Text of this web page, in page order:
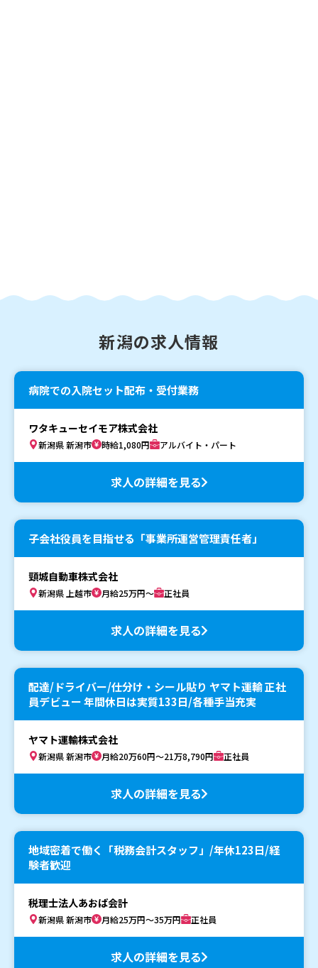
新潟の求人情報
病院での入院セット配布・受付業務
ワタキューセイモア株式会社
新潟県 新潟市 時給1,080円 アルバイト・パート
求人の詳細を見る
子会社役員を目指せる「事業所運営管理責任者」
頸城自動車株式会社
新潟県 上越市 月給25万円～ 正社員
求人の詳細を見る
配達/ドライバー/仕分け・シール貼り ヤマト運輸 正社
員デビュー 年間休日は実質133日/各種手当充実
ヤマト運輸株式会社
新潟県 新潟市 月給20万60円～21万8,790円 正社員
求人の詳細を見る
地域密着で働く「税務会計スタッフ」/年休123日/経
験者歓迎
税理士法人あおば会計
新潟県 新潟市 月給25万円～35万円 正社員
求人の詳細を見る